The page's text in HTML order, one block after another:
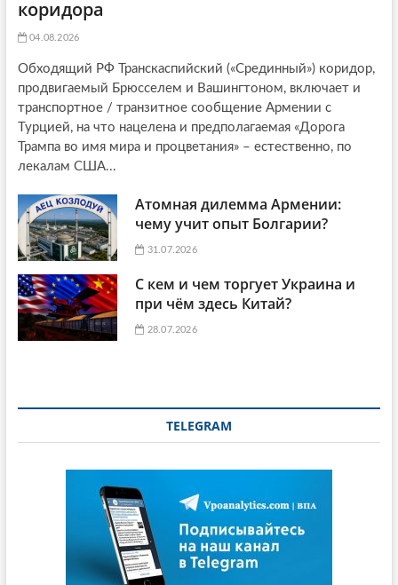
коридора
04.08.2026
Обходящий РФ Транскаспийский («Срединный») коридор,
продвигаемый Брюсселем и Вашингтоном, включает и
транспортное / транзитное сообщение Армении с
Турцией, на что нацелена и предполагаемая «Дорога
Трампа во имя мира и процветания» – естественно, по
лекалам США...
Атомная дилемма Армении:
чему учит опыт Болгарии?
31.07.2026
С кем и чем торгует Украина и
при чём здесь Китай?
28.07.2026
TELEGRAM